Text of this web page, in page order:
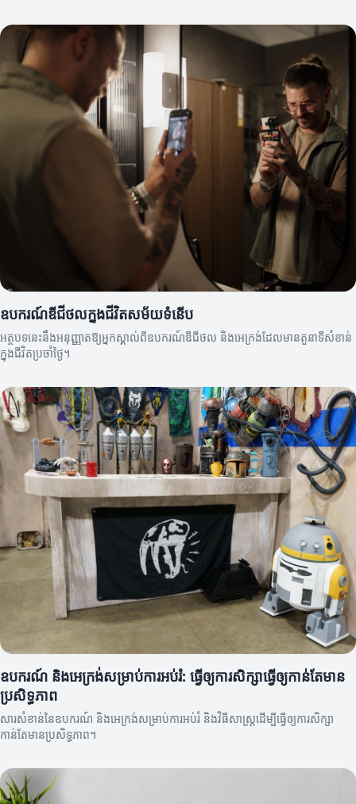
ឧបករណ៍ឌីជីថលក្នុងជីវិតសម័យទំនើប
អត្ថបទនេះនឹងអនុញ្ញាតឱ្យអ្នកស្គាល់ពីឧបករណ៍ឌីជីថល និងអេក្រង់ដែលមានតួនាទីសំខាន់
ក្នុងជីវិតប្រចាំថ្ងៃ។
ឧបករណ៍ និងអេក្រង់សម្រាប់ការអប់រំ: ធ្វើឲ្យការសិក្សាធ្វើឲ្យកាន់តែមាន
ប្រសិទ្ធភាព
សារសំខាន់នៃឧបករណ៍ និងអេក្រង់សម្រាប់ការអប់រំ និងវិធីសាស្ត្រដើម្បីធ្វើឲ្យការសិក្សា
កាន់តែមានប្រសិទ្ធភាព។